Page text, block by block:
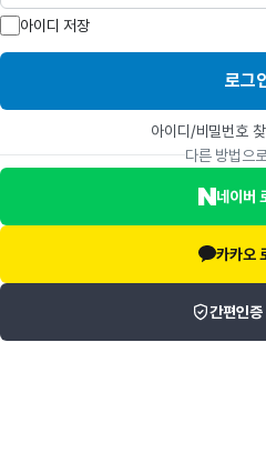
아이디 저장
로그
아이디/비밀번호
다른 방법으
네이버
카카오
간편인증